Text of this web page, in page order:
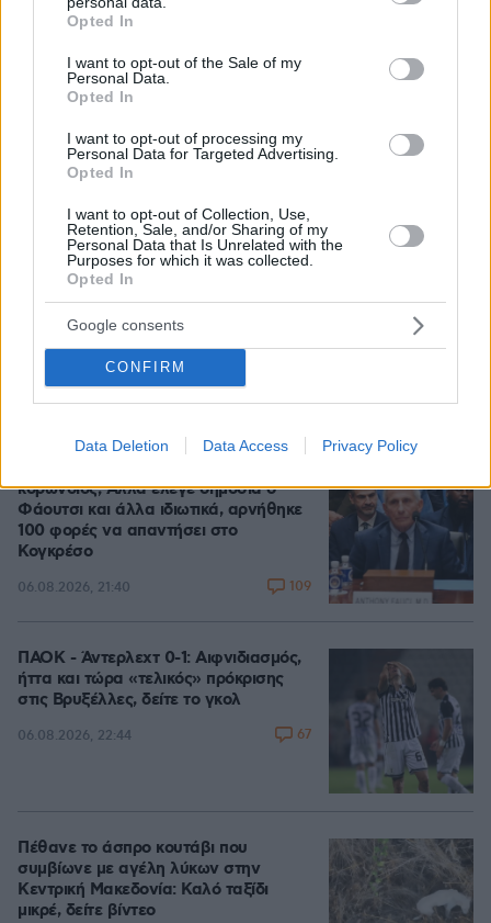
grant or deny consent to Google and its third-party tags to
use your data for below specified purposes in below Google
consent section.
Opted In
I want to opt-out of the Sale of my
Personal Data.
Opted In
I want to opt-out of processing my
Personal Data for Targeted Advertising.
Opted In
I want to opt-out of Collection, Use,
Retention, Sale, and/or Sharing of my
Personal Data that Is Unrelated with the
Purposes for which it was collected.
Opted In
Google consents
CONFIRM
Data Deletion Data Access Privacy Policy
είδε άρρωστο
Γιώργος Παράσχος: Χαμογελαστός,
δίνει τη μάχη του με τον καρκίνο,
μπήκε στο νοσοκομείο για νέα
θεραπεία
06.08.2026, 18:00
Αριστοτέλης Δαμίγος: Σε κλίμα
οδύνης έγινε η αποτέφρωση του
συντονιστή που σκοτώθηκε μετά τη
φωτογραφίες
κορωνοϊός; Άλλα έλεγε δημόσια ο
Φάουτσι και άλλα ιδιωτικά, αρνήθηκε
100 φορές να απαντήσει στο
Κογκρέσο
06.08.2026, 21:40 109
ΠΑΟΚ - Άντερλεχτ 0-1: Αιφνιδιασμός,
ήττα και τώρα «τελικός» πρόκρισης
στις Βρυξέλλες, δείτε το γκολ
06.08.2026, 22:44 67
Πέθανε το άσπρο κουτάβι που
συμβίωνε με αγέλη λύκων στην
Κεντρική Μακεδονία: Καλό ταξίδι
μικρέ, δείτε βίντεο